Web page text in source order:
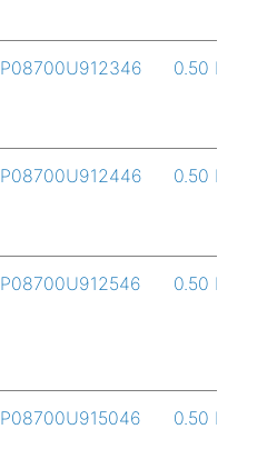
P08700U912346 0.50 L
P08700U912446 0.50 L
P08700U912546 0.50 L
P08700U915046 0.50 L